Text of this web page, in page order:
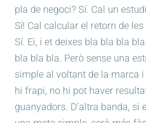
pla de negoci? Sí. Cal un
Sí! Cal calcular el retorn de
Sí. Ei, i et deixes bla bla bla
bla bla bla. Però sense una
simple al voltant de la marca
hi frapi, no hi pot haver
guanyadors. D’altra banda, si